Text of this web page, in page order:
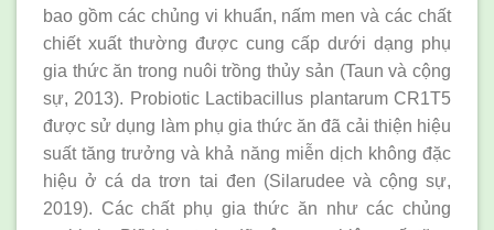
bao gồm các chủng vi khuẩn, nấm men và các chất
chiết xuất thường được cung cấp dưới dạng phụ
gia thức ăn trong nuôi trồng thủy sản (Taun và cộng
sự, 2013). Probiotic Lactibacillus plantarum CR1T5
được sử dụng làm phụ gia thức ăn đã cải thiện hiệu
suất tăng trưởng và khả năng miễn dịch không đặc
hiệu ở cá da trơn tai đen (Silarudee và cộng sự,
2019). Các chất phụ gia thức ăn như các chủng